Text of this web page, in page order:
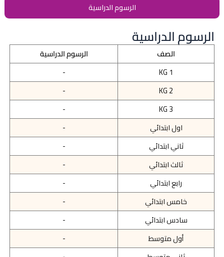
الرسوم الدراسية
الرسوم الدراسية
الصف
الرسوم الدراسية
KG 1
-
KG 2
-
KG 3
-
اول ابتدائي
-
ثاني ابتدائي
-
ثالث ابتدائي
-
رابع ابتدائي
-
خامس ابتدائي
-
سادس ابتدائي
-
أول متوسط
-